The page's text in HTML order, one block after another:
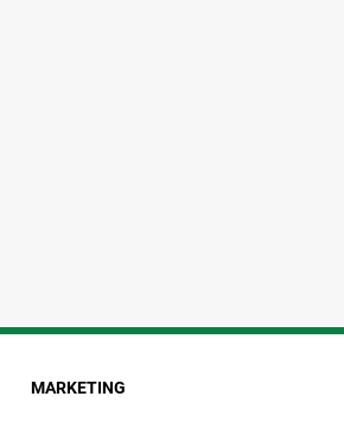
MARKETING